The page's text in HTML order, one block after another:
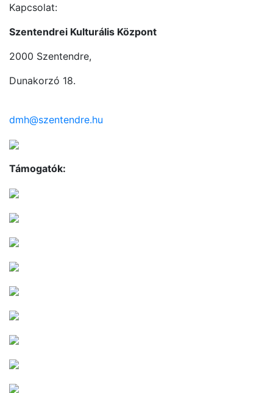
Kapcsolat:
Szentendrei Kulturális Központ
2000 Szentendre,
Dunakorzó 18.
dmh@szentendre.hu
Támogatók: